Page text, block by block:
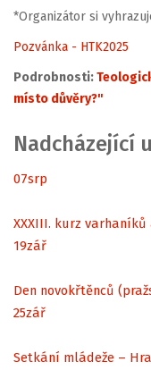
*Organizátor si
Pozvánka - HTK2025
Podrobnosti:
místo důvěry?"
Nadcházející
07srp
XXXIII. kurz varhaníků
19zář
Den novokřtěnců
25zář
Setkání mládeže –